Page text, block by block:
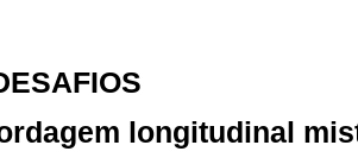
longitudinal